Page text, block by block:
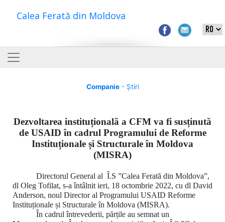
Calea Ferată din Moldova
Companie- Știri
Dezvoltarea instituțională a CFM va fi susținută
de USAID în cadrul Programului de Reforme
Instituționale și Structurale în Moldova
(MISRA)
Directorul General al Î.S ”Calea Ferată din Moldova”,
dl Oleg Tofilat, s-a întâlnit ieri, 18 octombrie 2022, cu dl David
Anderson, noul Director al Programului USAID Reforme
Instituționale și Structurale în Moldova (MISRA).
În cadrul întrevederii, părțile au semnat un